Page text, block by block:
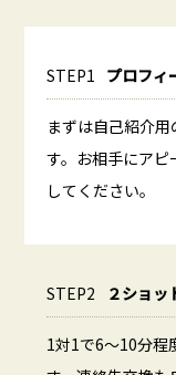
STEP1 プロフィ
まずは自己紹介
す。お相手にアピ
してください。
STEP2 ２ショッ
1対1で6～10分程